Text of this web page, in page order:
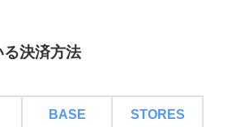
決済方法
BASE STORES